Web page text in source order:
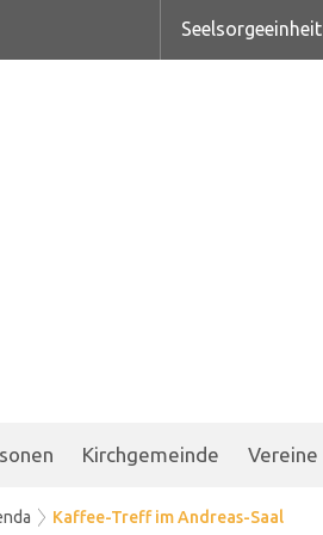
Seelsorgeeinheit
Kirchgemeinde Vereine
Kaffee-Treff im Andreas-Saal